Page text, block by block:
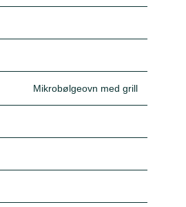
Mikrobølgeovn med grill